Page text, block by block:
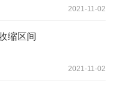
2021-11-02
缩区间
2021-11-02